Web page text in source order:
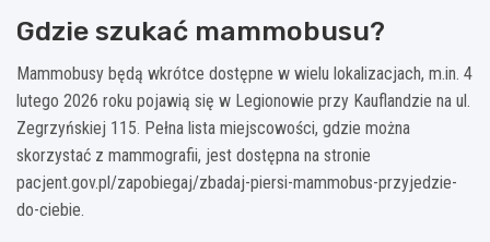
Gdzie szukać mammobusu?
Mammobusy będą wkrótce dostępne w wielu lokalizacjach, m.in. 4
lutego 2026 roku pojawią się w Legionowie przy Kauflandzie na ul.
Zegrzyńskiej 115. Pełna lista miejscowości, gdzie można
skorzystać z mammografii, jest dostępna na stronie
pacjent.gov.pl/zapobiegaj/zbadaj-piersi-mammobus-przyjedzie-
do-ciebie.